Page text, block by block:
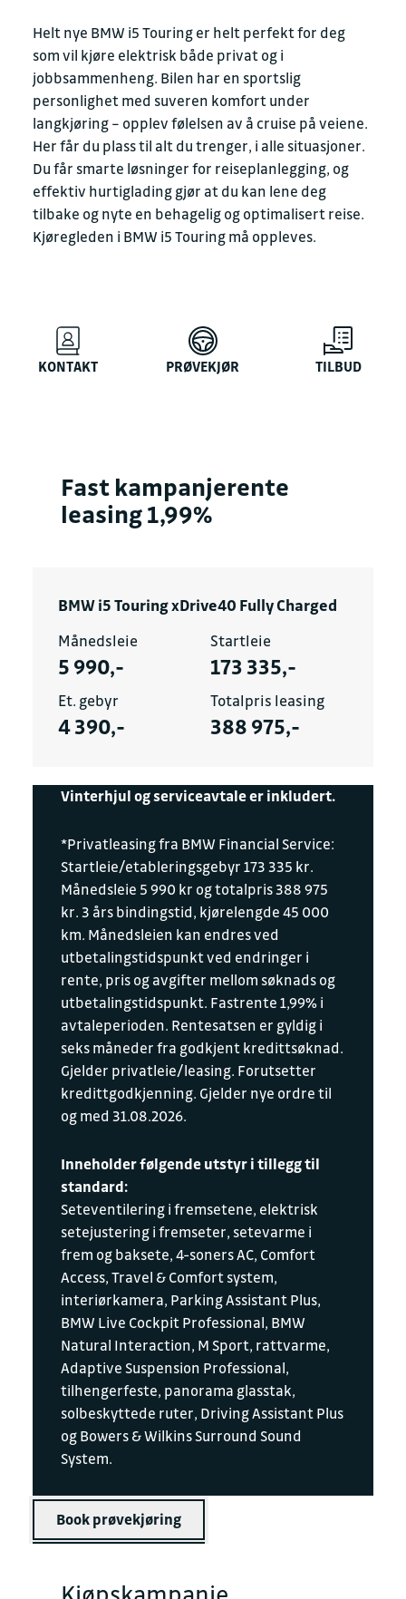
Helt nye BMW i5 Touring er helt perfekt for deg
som vil kjøre elektrisk både privat og i
jobbsammenheng. Bilen har en sportslig
personlighet med suveren komfort under
langkjøring – opplev følelsen av å cruise på veiene.
Her får du plass til alt du trenger, i alle situasjoner.
Du får smarte løsninger for reiseplanlegging, og
effektiv hurtiglading gjør at du kan lene deg
tilbake og nyte en behagelig og optimalisert reise.
Kjøregleden i BMW i5 Touring må oppleves.
KONTAKT PRØVEKJØR TILBUD
Fast kampanjerente
leasing 1,99%
BMW i5 Touring xDrive40 Fully Charged
Månedsleie
5 990,-
Startleie
173 335,-
Et. gebyr
4 390,-
Totalpris leasing
388 975,-
Vinterhjul og serviceavtale er inkludert.
*Privatleasing fra BMW Financial Service:
Startleie/etableringsgebyr 173 335 kr.
Månedsleie 5 990 kr og totalpris 388 975
kr. 3 års bindingstid, kjørelengde 45 000
km. Månedsleien kan endres ved
utbetalingstidspunkt ved endringer i
rente, pris og avgifter mellom søknads og
utbetalingstidspunkt. Fastrente 1,99% i
avtaleperioden. Rentesatsen er gyldig i
seks måneder fra godkjent kredittsøknad.
Gjelder privatleie/leasing. Forutsetter
kredittgodkjenning. Gjelder nye ordre til
og med 31.08.2026.
Inneholder følgende utstyr i tillegg til
standard:
Seteventilering i fremsetene, elektrisk
setejustering i fremseter, setevarme i
frem og baksete, 4-soners AC, Comfort
Access, Travel & Comfort system,
interiørkamera, Parking Assistant Plus,
BMW Live Cockpit Professional, BMW
Natural Interaction, M Sport, rattvarme,
Adaptive Suspension Professional,
tilhengerfeste, panorama glasstak,
solbeskyttede ruter, Driving Assistant Plus
og Bowers & Wilkins Surround Sound
System.
Book prøvekjøring